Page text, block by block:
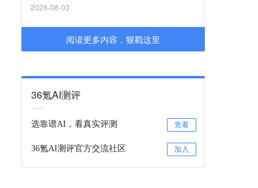
2026-08-03
阅读更多内容，狠戳这里
36氪AI测评
选靠谱AI，看真实评测 查看
36氪AI测评官方交流社区 加入